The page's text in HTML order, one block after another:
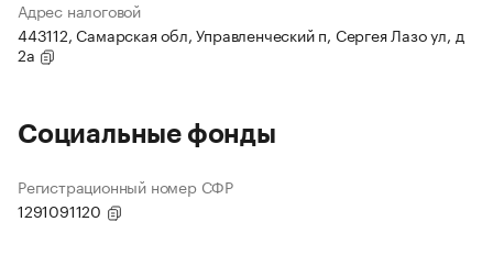
Адрес налоговой
443112, Самарская обл, Управленческий п, Сергея Лазо ул, д
2а
Социальные фонды
Регистрационный номер СФР
1291091120